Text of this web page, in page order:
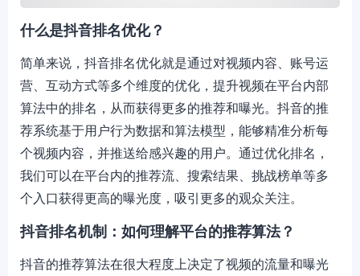
什么是抖音排名优化？
简单来说，抖音排名优化就是通过对视频内容、账号运
营、互动方式等多个维度的优化，提升视频在平台内部
算法中的排名，从而获得更多的推荐和曝光。抖音的推
荐系统基于用户行为数据和算法模型，能够精准分析每
个视频内容，并推送给感兴趣的用户。通过优化排名，
我们可以在平台内的推荐流、搜索结果、挑战榜单等多
个入口获得更高的曝光度，吸引更多的观众关注。
抖音排名机制：如何理解平台的推荐算法？
抖音的推荐算法在很大程度上决定了视频的流量和曝光